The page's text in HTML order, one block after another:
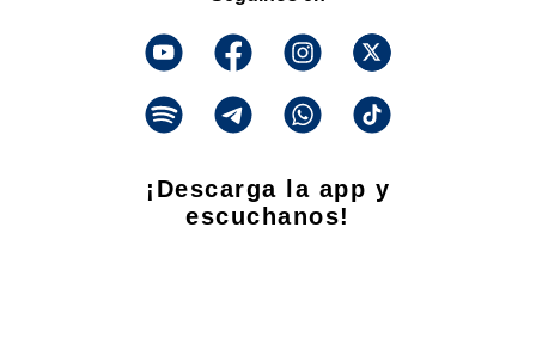
¡Descarga la app y
escuchanos!